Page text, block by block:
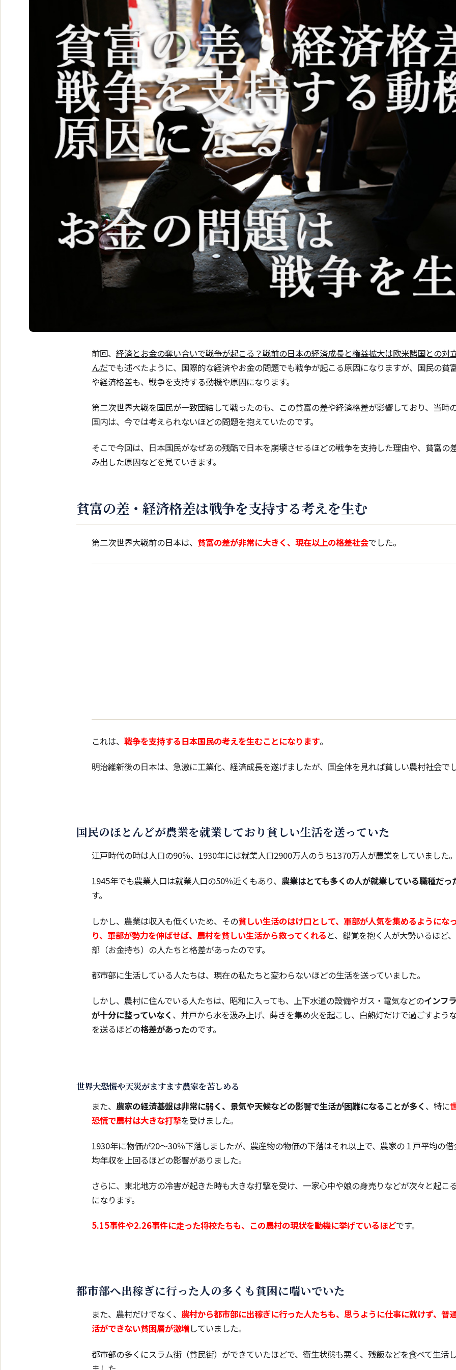
前回、 経済とお金の奪い合いで戦争が起こる？戦前の日本の経済成長と権益拡大は欧米諸国との対
んだでも述べたように、国際的な経済やお金の問題でも戦争が起こる原因になりますが、国民の貧
や経済格差も、戦争を支持する動機や原因になります。
第二次世界大戦を国民が一致団結して戦ったのも、この貧富の差や経済格差が影響しており、当時
国内は、今では考えられないほどの問題を抱えていたのです。
そこで今回は、日本国民がなぜあの残酷で日本を崩壊させるほどの戦争を支持した理由や、貧富の
み出した原因などを見ていきます。
貧富の差・経済格差は戦争を支持する考えを生む
第二次世界大戦前の日本は、 貧富の差が非常に大きく、現在以上の格差社会でした。
これは、 戦争を支持する日本国民の考えを生むことになります。
明治維新後の日本は、急激に工業化、経済成長を遂げましたが、国全体を見れば貧しい農村社会でし
国民のほとんどが農業を就業しており貧しい生活を送っていた
江戸時代の時は人口の90％、1930年には就業人口2900万人のうち1370万人が農業をしていました。
1945年でも農業人口は就業人口の50％近くもあり、 農業はとても多くの人が就業している職種だっ
す。
しかし、農業は収入も低くいため、その貧しい生活のはけ口として、軍部が人気を集めるようにな
り、軍部が勢力を伸ばせば、農村を貧しい生活から救ってくれる と、錯覚を抱く人が大勢いるほど
部（お金持ち）の人たちと格差があったのです。
都市部に生活している人たちは、現在の私たちと変わらないほどの生活を送っていました。
しかし、農村に住んでいる人たちは、昭和に入っても、上下水道の設備やガス・電気などのインフ
が十分に整っていなく、井戸から水を汲み上げ、蒔きを集め火を起こし、白熱灯だけで過ごすよう
を送るほどの格差があったのです。
世界大恐慌や天災がますます農家を苦しめる
また、 農家の経済基盤は非常に弱く、景気や天候などの影響で生活が困難になることが多く 、特に
恐慌で農村は大きな打撃を受けました。
1930年に物価が20〜30％下落しましたが、農産物の物価の下落はそれ以上で、農家の１戸平均の
均年収を上回るほどの影響がありました。
さらに、東北地方の冷害が起きた時も大きな打撃を受け、一家心中や娘の身売りなどが次々と起こ
になります。
5.15事件や2.26事件に走った将校たちも、この農村の現状を動機に挙げているほどです。
都市部へ出稼ぎに行った人の多くも貧困に喘いでいた
また、農村だけでなく、 農村から都市部に出稼ぎに行った人たちも、思うように仕事に就けず、普
活ができない貧困層が激増していました。
都市部の多くにスラム街（貧民街）ができていたほどで、衛生状態も悪く、残飯などを食べて生活